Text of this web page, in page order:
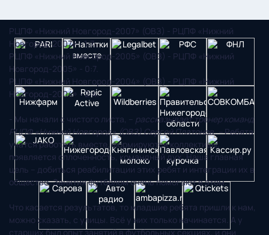
РЦПФ «Нижний Новгород-2007» (ОВЗ) - РЦПФ «Нижний
Новгород-2007» - 1:7.
РЦПФ «Нижний Новгород-2005» (ОВЗ) - РЦПФ «Нижний
Новгород-2005» - 0:7.
РЦПФ «Нижний Новгород-2004» (ОВЗ) - РЦПФ «Нижний
Новгород-2004» - 2:4.
- Мы начали с чистого листа, – рассказывает тренер команд
РЦПФ «Нижний Новгород» (ОВЗ) Сергей Платонов. –Ребята
учатся работать вместе, формируются коллективы,
появляется сплоченность, командный дух. Наша главная
цель – добиться реабилитации этих ребят и интеграции их в
общество. Занятия футболом очень помогают в этом.
Что касается результатов, то младшие ребята пришли к нам,
можно сказать, с улицы. Всё у них только начинается. А у
старших был опыт занятий в футбольных секциях, и они